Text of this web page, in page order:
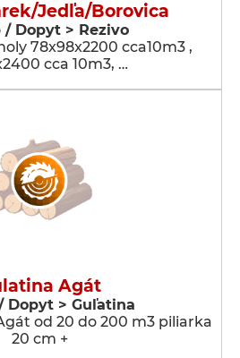
Jedľa/Borovica
/ Dopyt > Rezivo
78x98x2200 cca10m3 ,
cca 10m3, …
Agát
Dopyt > Guľatina
od 20 do 200 m3 piliarka
20 cm +